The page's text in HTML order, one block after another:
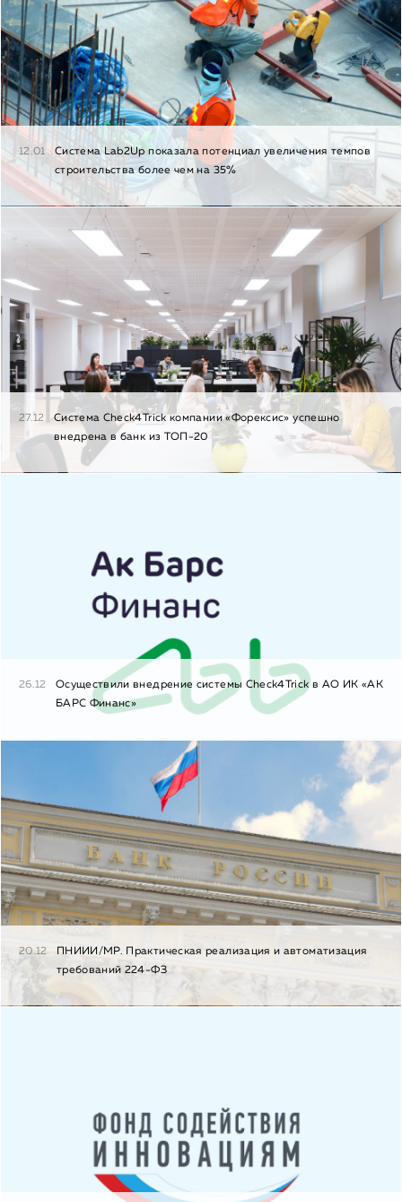
12.01
Cистема Lab2Up показала потенциал увеличения темпов
строительства более чем на 35%
27.12
Система Check4Trick компании «Форексис» успешно
внедрена в банк из ТОП-20
26.12
Осуществили внедрение системы Check4Trick в АО ИК «АК
БАРС Финанс»
20.12
ПНИИИ/МР. Практическая реализация и автоматизация
требований 224-ФЗ